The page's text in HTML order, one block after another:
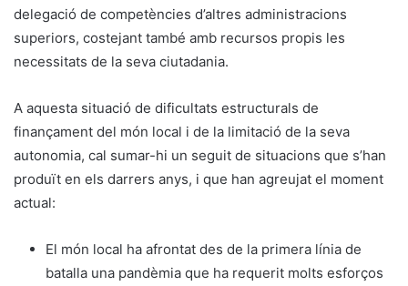
delegació de competències d’altres administracions
superiors, costejant també amb recursos propis les
necessitats de la seva ciutadania.
A aquesta situació de dificultats estructurals de
finançament del món local i de la limitació de la seva
autonomia, cal sumar-hi un seguit de situacions que s’han
produït en els darrers anys, i que han agreujat el moment
actual:
El món local ha afrontat des de la primera línia de
batalla una pandèmia que ha requerit molts esforços